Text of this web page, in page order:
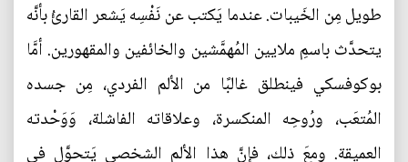
طويل مِن الخَيبات. عندما يَكتب عن نَفْسِه يَشعر القارئُ بأنَّه
يتحدَّث باسمِ ملايين المُهمَّشين والخائفين والمقهورين. أمَّا
بوكوفسكي فينطلق غالبًا من الألم الفردي، مِن جسده
المُتعَب، ورُوحِه المنكسرة، وعلاقاته الفاشلة، وَوَحْدته
العميقة. ومعَ ذلك، فإنَّ هذا الألم الشخصي يَتحوَّل في